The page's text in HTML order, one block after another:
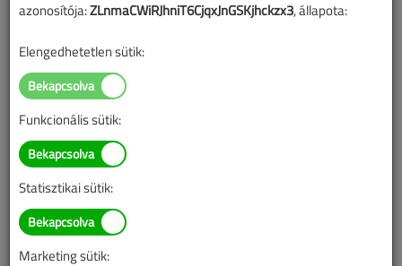
2017. április 15. | VGF online | 4199 |
Az alábbi tartalom archív, 9 éve frissült utoljára. A cikkben szereplő
információk mára aktualitásukat veszíthették, valamint a tartalom
helyenként hiányos lehet (képek, táblázatok stb.).
azonosítója:ZLnmaCWiRJhniT6CjqxJnGSKjhckzx3, állapota:
Elengedhetetlen sütik:
Funkcionális sütik:
Statisztikai sütik:
Marketing sütik: